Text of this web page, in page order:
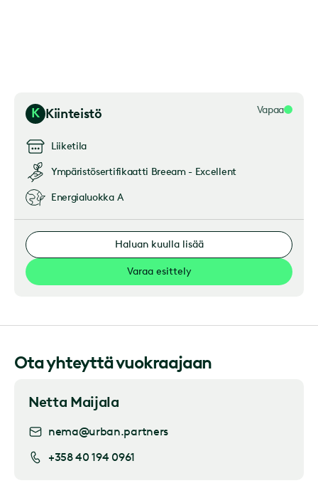
K Kiinteistö Vapaa
Liiketila
Ympäristösertifikaatti Breeam - Excellent
Energialuokka A
Haluan kuulla lisää
Varaa esittely
Ota yhteyttä vuokraajaan
Netta Maijala
nema@urban.partners
+358 40 194 0961